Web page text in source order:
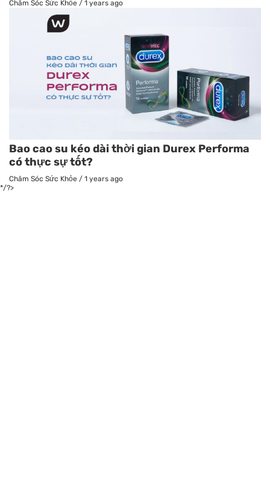
Chăm Sóc Sức Khỏe / 1 years ago
Bao cao su kéo dài thời gian Durex Performa
có thực sự tốt?
Chăm Sóc Sức Khỏe / 1 years ago
*/?>